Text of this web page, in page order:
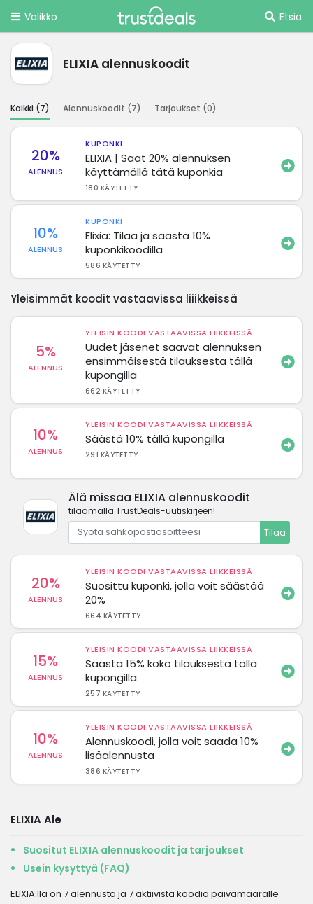
Valikko Etsiä
ELIXIA alennuskoodit
Kaikki (7) Alennuskoodit (7) Tarjoukset (0)
20%
ALENNUS
KUPONKI
ELIXIA | Saat 20% alennuksen
käyttämällä tätä kuponkia
180 KÄYTETTY
10%
ALENNUS
KUPONKI
Elixia: Tilaa ja säästä 10%
kuponkikoodilla
586 KÄYTETTY
Yleisimmät koodit vastaavissa liiikkeissä
5%
ALENNUS
YLEISIN KOODI VASTAAVISSA LIIKKEISSÄ
Uudet jäsenet saavat alennuksen
ensimmäisestä tilauksesta tällä
kupongilla
662 KÄYTETTY
10%
ALENNUS
YLEISIN KOODI VASTAAVISSA LIIKKEISSÄ
Säästä 10% tällä kupongilla
291 KÄYTETTY
Älä missaa ELIXIA alennuskoodit
tilaamalla TrustDeals-uutiskirjeen!
Tilaa
20%
ALENNUS
YLEISIN KOODI VASTAAVISSA LIIKKEISSÄ
Suosittu kuponki, jolla voit säästää
20%
664 KÄYTETTY
15%
ALENNUS
YLEISIN KOODI VASTAAVISSA LIIKKEISSÄ
Säästä 15% koko tilauksesta tällä
kupongilla
257 KÄYTETTY
10%
ALENNUS
YLEISIN KOODI VASTAAVISSA LIIKKEISSÄ
Alennuskoodi, jolla voit saada 10%
lisäalennusta
386 KÄYTETTY
ELIXIA Ale
Suositut ELIXIA alennuskoodit ja tarjoukset
Usein kysyttyä (FAQ)
ELIXIA:lla on 7 alennusta ja 7 aktiivista koodia päivämäärälle